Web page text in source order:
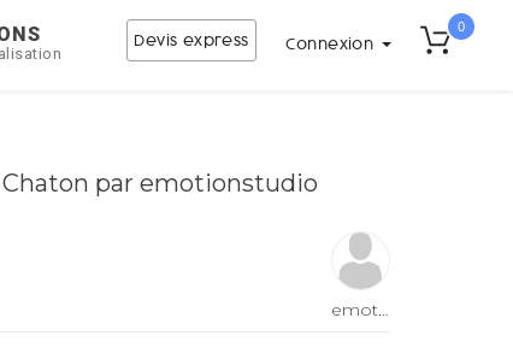
Devis express Connexion
0
par emotionstudio
emotionstudio